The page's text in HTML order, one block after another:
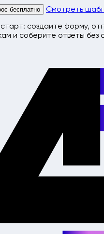
бесплатно Смотреть
создайте форму,
и соберите ответы без